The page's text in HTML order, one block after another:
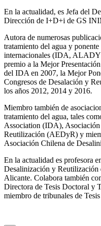
En la actualidad, es Jefa del
Dirección de I+D+i de GS
Autora de numerosas
tratamiento del agua y
internacionales (IDA,
premio a la Mejor
del IDA en 2007, la Mejor
Congresos de Desalación y
los años 2012, 2014 y 2016.
Miembro también de
tratamiento del agua, tales
Association (IDA),
Reutilización (AEDyR) y
Asociación Chilena de
En la actualidad es profesora
Desalinización y
Alicante. Colabora también
Directora de Tesis Doctoral y
miembro de tribunales de